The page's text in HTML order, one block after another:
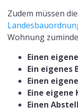
Zudem müssen
Wohnung
Einen
Ein eigenes
Einen
Eine eigene
Einen